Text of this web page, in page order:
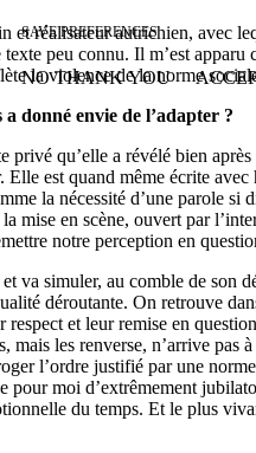
et réalisateur autrichien,
peu connu. Il m’est
la violence de la norme
donné envie de l’adapter ?
privé qu’elle a révélé bien
est quand même écrite
la nécessité d’une
mise en scène, ouvert par
notre perception en
va simuler, au comble de
déroutante. On retrouve
respect et leur remise en
les renverse, n’arrive
l’ordre justifié par une
moi d’extrêmement
du temps. Et le plus
SAVE PREFERENCES
NO THANK YOU
WITHDRAW CONSENT